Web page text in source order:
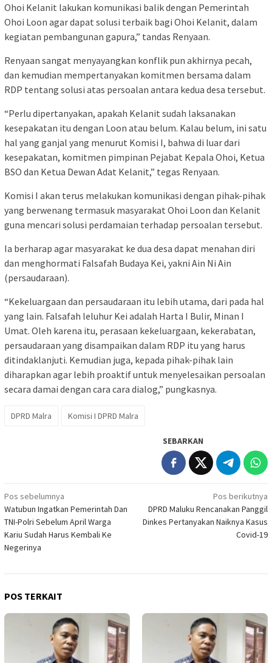
Ohoi Kelanit lakukan komunikasi balik dengan Pemerintah
Ohoi Loon agar dapat solusi terbaik bagi Ohoi Kelanit, dalam
kegiatan pembangunan gapura,” tandas Renyaan.
Renyaan sangat menyayangkan konflik pun akhirnya pecah,
dan kemudian mempertanyakan komitmen bersama dalam
RDP tentang solusi atas persoalan antara kedua desa tersebut.
“Perlu dipertanyakan, apakah Kelanit sudah laksanakan
kesepakatan itu dengan Loon atau belum. Kalau belum, ini satu
hal yang ganjal yang menurut Komisi I, bahwa di luar dari
kesepakatan, komitmen pimpinan Pejabat Kepala Ohoi, Ketua
BSO dan Ketua Dewan Adat Kelanit,” tegas Renyaan.
Komisi I akan terus melakukan komunikasi dengan pihak-pihak
yang berwenang termasuk masyarakat Ohoi Loon dan Kelanit
guna mencari solusi perdamaian terhadap persoalan tersebut.
Ia berharap agar masyarakat ke dua desa dapat menahan diri
dan menghormati Falsafah Budaya Kei, yakni Ain Ni Ain
(persaudaraan).
“Kekeluargaan dan persaudaraan itu lebih utama, dari pada hal
yang lain. Falsafah leluhur Kei adalah Harta I Bulir, Minan I
Umat. Oleh karena itu, perasaan kekeluargaan, kekerabatan,
persaudaraan yang disampaikan dalam RDP itu yang harus
ditindaklanjuti. Kemudian juga, kepada pihak-pihak lain
diharapkan agar lebih proaktif untuk menyelesaikan persoalan
secara damai dengan cara cara dialog,” pungkasnya.
DPRD Malra Komisi I DPRD Malra
SEBARKAN
Navigasi
pos
Pos sebelumnya
Watubun Ingatkan Pemerintah Dan
TNI-Polri Sebelum April Warga
Kariu Sudah Harus Kembali Ke
Negerinya
Pos berikutnya
DPRD Maluku Rencanakan Panggil
Dinkes Pertanyakan Naiknya Kasus
Covid-19
POS TERKAIT